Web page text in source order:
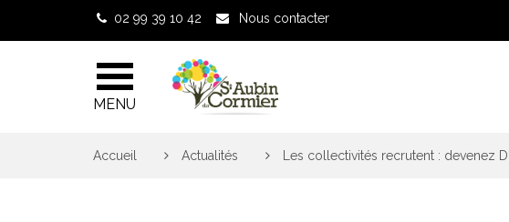
02 99 39 10 42 Nous contacter
MENU
Accueil Actualités Les collectivités recrutent : devenez